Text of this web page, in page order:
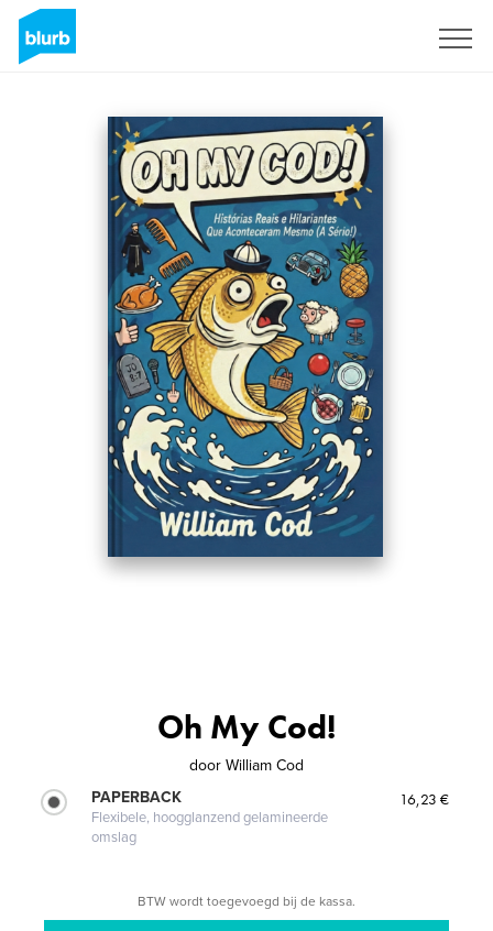
Oh My Cod!
door William Cod
PAPERBACK
Flexibele, hoogglanzend gelamineerde
omslag
16,23 €
BTW wordt toegevoegd bij de kassa.